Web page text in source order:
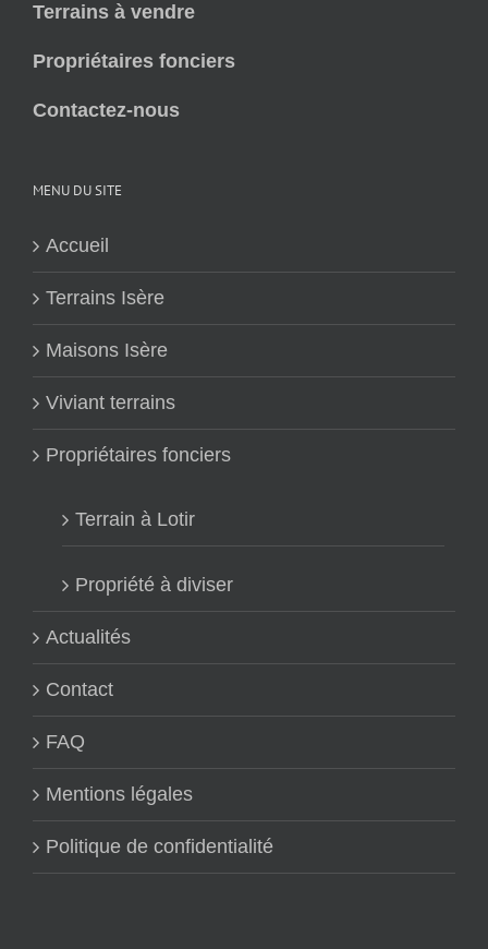
Terrains à vendre
Propriétaires fonciers
Contactez-nous
MENU DU SITE
Accueil
Terrains Isère
Maisons Isère
Viviant terrains
Propriétaires fonciers
Terrain à Lotir
Propriété à diviser
Actualités
Contact
FAQ
Mentions légales
Politique de confidentialité